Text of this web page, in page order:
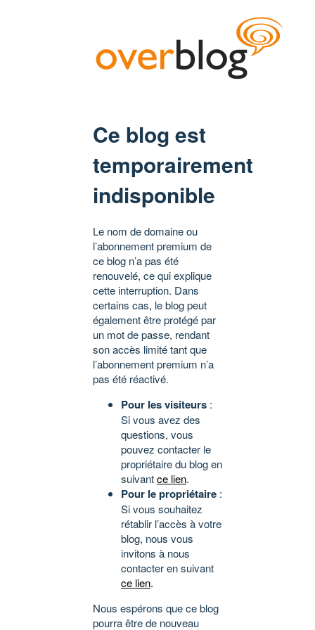
Ce blog est
temporairement
indisponible
Le nom de domaine ou
l’abonnement premium de
ce blog n’a pas été
renouvelé, ce qui explique
cette interruption. Dans
certains cas, le blog peut
également être protégé par
un mot de passe, rendant
son accès limité tant que
l’abonnement premium n’a
pas été réactivé.
Pour les visiteurs :
Si vous avez des
questions, vous
pouvez contacter le
propriétaire du blog en
suivantce lien.
Pour le propriétaire :
Si vous souhaitez
rétablir l’accès à votre
blog, nous vous
invitons à nous
contacter en suivant
ce lien.
Nous espérons que ce blog
pourra être de nouveau